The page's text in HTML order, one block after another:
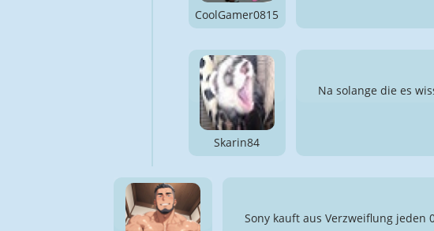
CoolGamer0815
Skarin84
Na solange die es
Sony kauft aus Verzweiflung